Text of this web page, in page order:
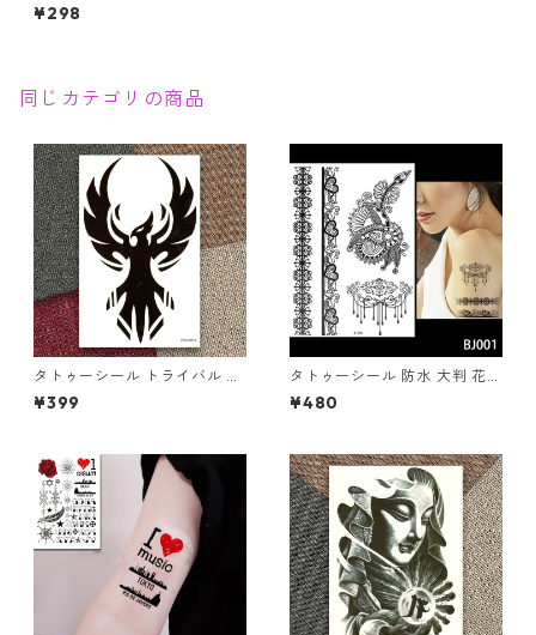
TTO RIBBON ボディシール 防
水
¥298
同じカテゴリの商品
タトゥーシール トライバル イ
ーグル 鳥 鷹 リアル 本物 モノ
クロ 墨 トーテム 入れ墨 刺青
TATOO オマケ付
¥399
タトゥーシール 防水 大判 花
ヘナ フラワー ヘナタトゥー J
001 刺青 入れ墨 墨 隠す モノ
¥480